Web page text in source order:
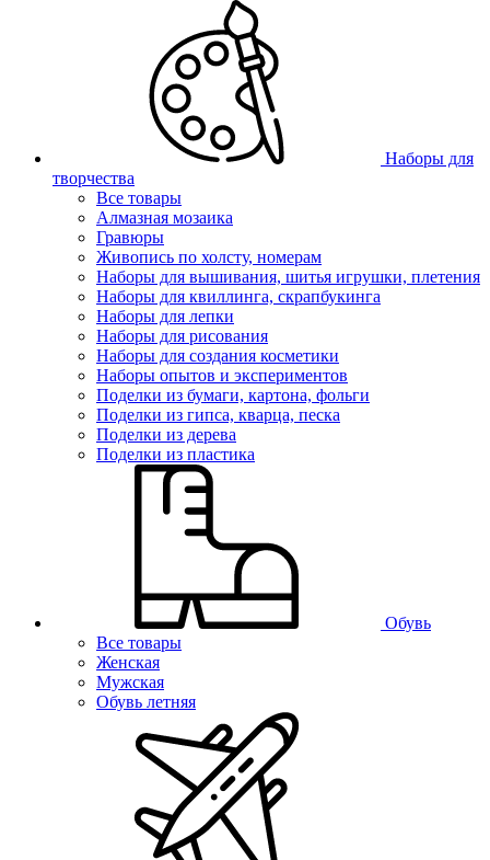
Наборы для
творчества
Все товары
Алмазная мозаика
Гравюры
Живопись по холсту, номерам
Наборы для вышивания, шитья игрушки, плетения
Наборы для квиллинга, скрапбукинга
Наборы для лепки
Наборы для рисования
Наборы для создания косметики
Наборы опытов и экспериментов
Поделки из бумаги, картона, фольги
Поделки из гипса, кварца, песка
Поделки из дерева
Поделки из пластика
Обувь
Все товары
Женская
Мужская
Обувь летняя